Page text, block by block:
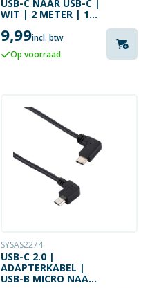
USB-C NAAR USB-C |
WIT | 2 METER | 100
9,99incl. btw
Op voorraad
SYSAS2274
USB-C 2.0 |
ADAPTERKABEL |
USB-B MICRO NAAR